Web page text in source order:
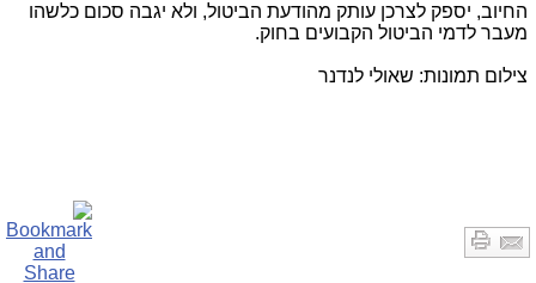
החיוב, יספק לצרכן עותק מהודעת הביטול, ולא יגבה סכום כלשהו
מעבר לדמי הביטול הקבועים בחוק.
צילום תמונות: שאולי לנדנר